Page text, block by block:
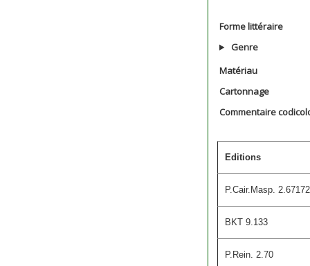
Forme littéraire
Genre
Matériau
Cartonnage
Commentaire
Editions
P.Cair.Masp.
BKT 9.133
P.Rein. 2.70